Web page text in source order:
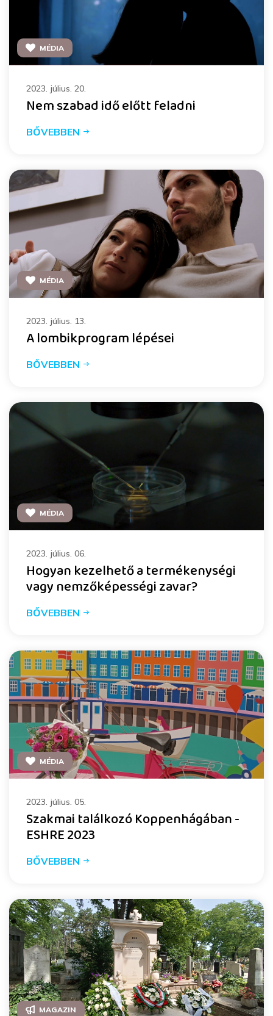
MÉDIA
2023. július. 20.
Nem szabad idő előtt feladni
BŐVEBBEN
MÉDIA
2023. július. 13.
A lombikprogram lépései
BŐVEBBEN
MÉDIA
2023. július. 06.
Hogyan kezelhető a termékenységi
vagy nemzőképességi zavar?
BŐVEBBEN
MÉDIA
2023. július. 05.
Szakmai találkozó Koppenhágában -
ESHRE 2023
BŐVEBBEN
MAGAZIN